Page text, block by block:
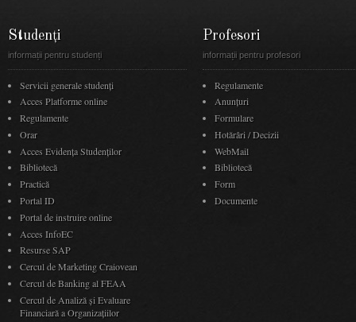
Studenți
informații pentru studenți
Servicii generale studenți
Acces Platforme online
Regulamente
Orar
Acces Evidenţa Studenţilor
Bibliotecă
Practică
Portal ID
Portal de instruire online
Acces InfoEC
Resurse SAP
Cercul de Marketing Craiovean
Cercul de Banking al FEAA
Cercul de Analiză și Evaluare
Financiară a Organizațiilor
Profesori
informații pentru profesori
Regulamente
Anunţuri
Formulare
Hotărâri / Decizii
WebMail
Bibliotecă
Form
Documente